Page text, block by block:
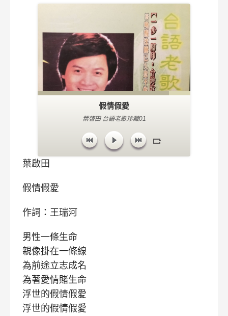
假情假愛
葉啓田 台語老歌珍藏01
葉啟田
假情假愛
作詞：王瑞河
男性一條生命
親像掛在一條線
為前途立志成名
為著愛情賭生命
浮世的假情假愛
浮世的假情假愛